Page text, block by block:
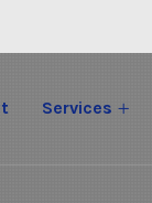
Services